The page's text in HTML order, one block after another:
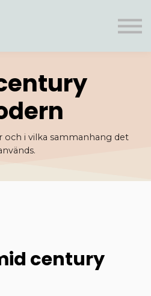
In
och i vilka sammanhang det
century